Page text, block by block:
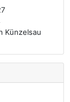
Künzelsau